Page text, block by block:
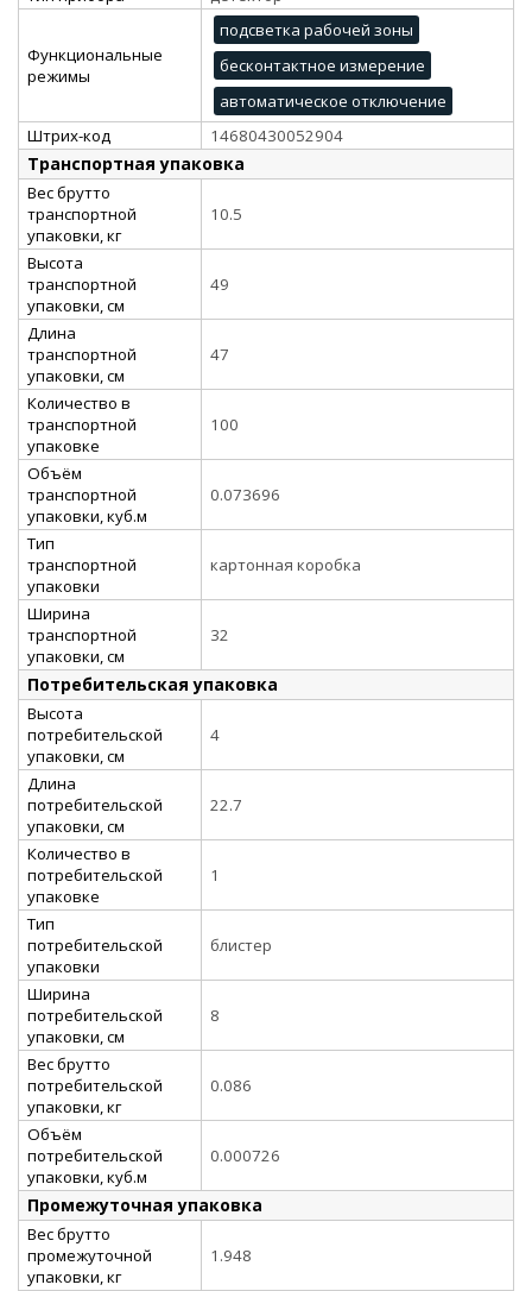
Функциональные
режимы
подсветка рабочей зоны
бесконтактное измерение
автоматическое отключение
Штрих-код
14680430052904
Транспортная упаковка
Вес брутто
транспортной
упаковки, кг
10.5
Высота
транспортной
упаковки, см
49
Длина
транспортной
упаковки, см
47
Количество в
транспортной
упаковке
100
Объём
транспортной
упаковки, куб.м
0.073696
Тип
транспортной
упаковки
картонная коробка
Ширина
транспортной
упаковки, см
32
Потребительская упаковка
Высота
потребительской
упаковки, см
4
Длина
потребительской
упаковки, см
22.7
Количество в
потребительской
упаковке
1
Тип
потребительской
упаковки
блистер
Ширина
потребительской
упаковки, см
8
Вес брутто
потребительской
упаковки, кг
0.086
Объём
потребительской
упаковки, куб.м
0.000726
Промежуточная упаковка
Вес брутто
промежуточной
упаковки, кг
1.948